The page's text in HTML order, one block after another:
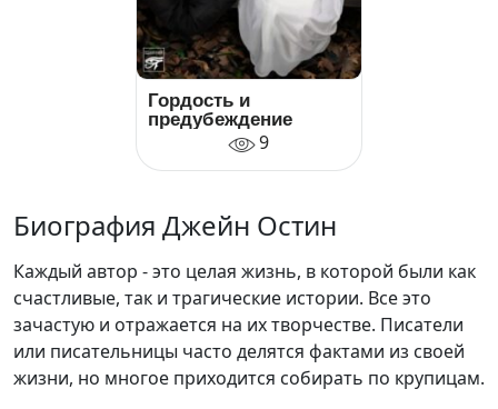
Гордость и
предубеждение
9
Биография Джейн Остин
Каждый автор - это целая жизнь, в которой были как
счастливые, так и трагические истории. Все это
зачастую и отражается на их творчестве. Писатели
или писательницы часто делятся фактами из своей
жизни, но многое приходится собирать по крупицам.